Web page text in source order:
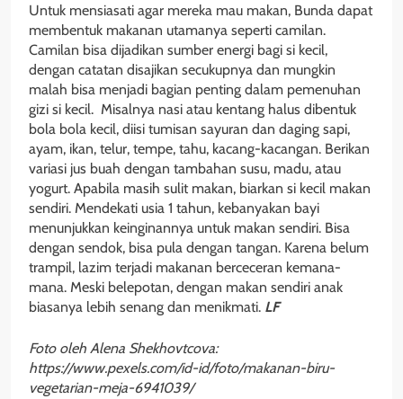
Untuk mensiasati agar mereka mau makan, Bunda dapat
membentuk makanan utamanya seperti camilan.
Camilan bisa dijadikan sumber energi bagi si kecil,
dengan catatan disajikan secukupnya dan mungkin
malah bisa menjadi bagian penting dalam pemenuhan
gizi si kecil. Misalnya nasi atau kentang halus dibentuk
bola bola kecil, diisi tumisan sayuran dan daging sapi,
ayam, ikan, telur, tempe, tahu, kacang-kacangan. Berikan
variasi jus buah dengan tambahan susu, madu, atau
yogurt. Apabila masih sulit makan, biarkan si kecil makan
sendiri. Mendekati usia 1 tahun, kebanyakan bayi
menunjukkan keinginannya untuk makan sendiri. Bisa
dengan sendok, bisa pula dengan tangan. Karena belum
trampil, lazim terjadi makanan berceceran kemana-
mana. Meski belepotan, dengan makan sendiri anak
biasanya lebih senang dan menikmati. LF
Foto oleh Alena Shekhovtcova:
https://www.pexels.com/id-id/foto/makanan-biru-
vegetarian-meja-6941039/